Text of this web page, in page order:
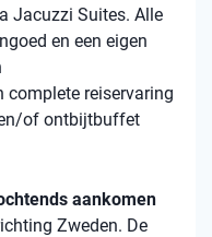
Jacuzzi Suites. Alle
en een eigen
complete reiservaring
of ontbijtbuffet
aankomen
Zweden. De